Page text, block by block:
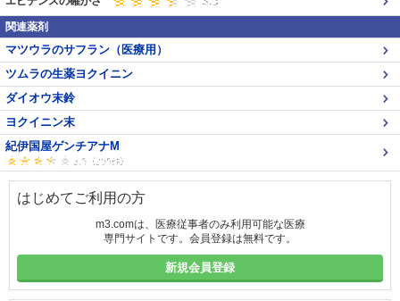
関連薬剤
マツウラのサフラン（医療用）
ツムラの生薬ヨクイニン
ダイオウ末鈴
ヨクイニン末
紀伊国屋ゲンチアナM
はじめてご利用の方
m3.comは、医療従事者のみ利用可能な医療
専門サイトです。会員登録は無料です。
新規会員登録